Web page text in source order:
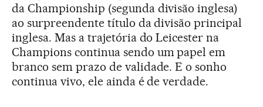
da Championship (segunda divisão inglesa)
ao surpreendente título da divisão principal
inglesa. Mas a trajetória do Leicester na
Champions continua sendo um papel em
branco sem prazo de validade. E o sonho
continua vivo, ele ainda é de verdade.